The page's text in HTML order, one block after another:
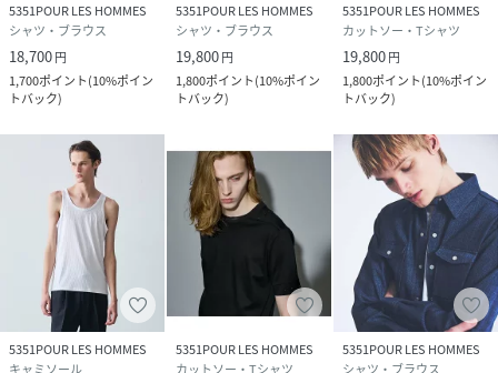
5351POUR LES HOMMES
シャツ・ブラウス
18,700円
1,700ポイント(10%ポイン
トバック)
5351POUR LES HOMMES
シャツ・ブラウス
19,800円
1,800ポイント(10%ポイン
トバック)
5351POUR LES HOMMES
カットソー・Tシャツ
19,800円
1,800ポイント(10%ポイン
トバック)
5351POUR LES HOMMES
キャミソール
5351POUR LES HOMMES
カットソー・Tシャツ
5351POUR LES HOMMES
シャツ・ブラウス